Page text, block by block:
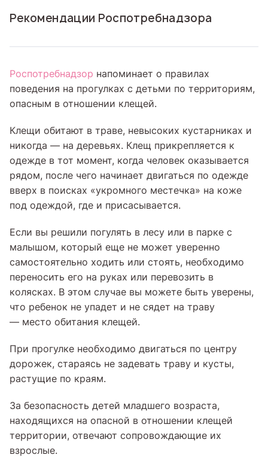
Рекомендации Роспотребнадзора
Роспотребнадзор напоминает о правилах
поведения на прогулках с детьми по территориям,
опасным в отношении клещей.
Клещи обитают в траве, невысоких кустарниках и
никогда — на деревьях. Клещ прикрепляется к
одежде в тот момент, когда человек оказывается
рядом, после чего начинает двигаться по одежде
вверх в поисках «укромного местечка» на коже
под одеждой, где и присасывается.
Если вы решили погулять в лесу или в парке с
малышом, который еще не может уверенно
самостоятельно ходить или стоять, необходимо
переносить его на руках или перевозить в
колясках. В этом случае вы можете быть уверены,
что ребенок не упадет и не сядет на траву
— место обитания клещей.
При прогулке необходимо двигаться по центру
дорожек, стараясь не задевать траву и кусты,
растущие по краям.
За безопасность детей младшего возраста,
находящихся на опасной в отношении клещей
территории, отвечают сопровождающие их
взрослые.